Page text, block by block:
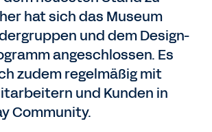
hat sich das Museum
und dem Design-
angeschlossen. Es
zudem regelmäßig mit
und Kunden in
Community.